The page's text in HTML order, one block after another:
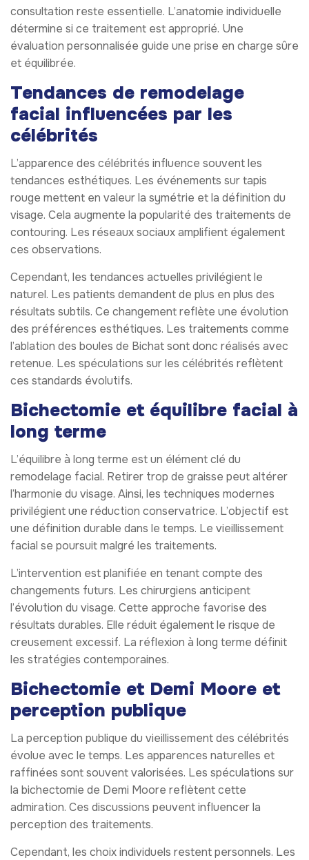
consultation reste essentielle. L’anatomie individuelle
détermine si ce traitement est approprié. Une
évaluation personnalisée guide une prise en charge sûre
et équilibrée.
Tendances de remodelage
facial influencées par les
célébrités
L’apparence des célébrités influence souvent les
tendances esthétiques. Les événements sur tapis
rouge mettent en valeur la symétrie et la définition du
visage. Cela augmente la popularité des traitements de
contouring. Les réseaux sociaux amplifient également
ces observations.
Cependant, les tendances actuelles privilégient le
naturel. Les patients demandent de plus en plus des
résultats subtils. Ce changement reflète une évolution
des préférences esthétiques. Les traitements comme
l’ablation des boules de Bichat sont donc réalisés avec
retenue. Les spéculations sur les célébrités reflètent
ces standards évolutifs.
Bichectomie et équilibre facial à
long terme
L’équilibre à long terme est un élément clé du
remodelage facial. Retirer trop de graisse peut altérer
l’harmonie du visage. Ainsi, les techniques modernes
privilégient une réduction conservatrice. L’objectif est
une définition durable dans le temps. Le vieillissement
facial se poursuit malgré les traitements.
L’intervention est planifiée en tenant compte des
changements futurs. Les chirurgiens anticipent
l’évolution du visage. Cette approche favorise des
résultats durables. Elle réduit également le risque de
creusement excessif. La réflexion à long terme définit
les stratégies contemporaines.
Bichectomie et Demi Moore et
perception publique
La perception publique du vieillissement des célébrités
évolue avec le temps. Les apparences naturelles et
raffinées sont souvent valorisées. Les spéculations sur
la bichectomie de Demi Moore reflètent cette
admiration. Ces discussions peuvent influencer la
perception des traitements.
Cependant, les choix individuels restent personnels. Les